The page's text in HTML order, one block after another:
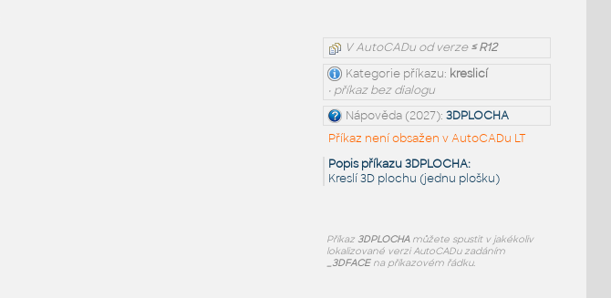
V AutoCADu od verze≤ R12
Kategorie příkazu: kreslicí
• příkaz bez dialogu
Nápověda (2027):3DPLOCHA
Příkaz není obsažen v AutoCADu LT
Popis příkazu 3DPLOCHA:
Kreslí 3D plochu (jednu plošku)
Příkaz 3DPLOCHAmůžete spustit v jakékoliv
lokalizované verzi AutoCADu zadáním
_3DFACEna příkazovém řádku.